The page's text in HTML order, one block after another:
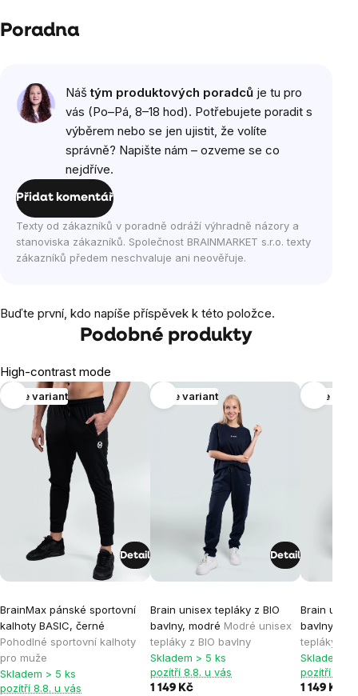
Poradna
Náštým produktových poradců je tu pro
vás (Po–Pá, 8–18 hod). Potřebujete poradit s
výběrem nebo se jen ujistit, že volíte
správně? Napište nám – ozveme se co
nejdříve.
Přidat komentář
Texty od zákazníků v poradně odráží výhradně názory a
stanoviska zákazníků. Společnost BRAINMARKET s.r.o. texty
zákazníků předem neschvaluje ani neověřuje.
Buďte první, kdo napíše příspěvek k této položce.
Podobné produkty
High-contrast mode
Více variant
BrainMax pánské sportovní
kalhoty BASIC, černé
Pohodlné sportovní kalhoty
pro muže
Skladem > 5 ks
pozítří 8.8. u vás
Detail
Více variant
Brain unisex tepláky z BIO
bavlny, modré Modré unisex
tepláky z BIO bavlny
Skladem > 5 ks
pozítří 8.8. u vás
1 149 Kč
Detail
Více
Brain
bavlny,
tepláky z
Skladem >
pozítří 8.8.
1 149 Kč